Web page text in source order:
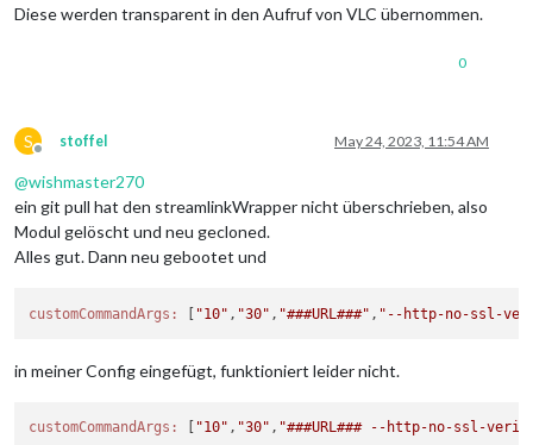
Diese werden transparent in den Aufruf von VLC übernommen.
0
S
Offline
stoffel May 24, 2023, 11:54 AM
@wishmaster270
ein git pull hat den streamlinkWrapper nicht überschrieben, also
Modul gelöscht und neu gecloned.
Alles gut. Dann neu gebootet und
customCommandArgs: [ "10" , "30" , "###URL###" , "--http-no-ssl-
in meiner Config eingefügt, funktioniert leider nicht.
customCommandArgs: "10" , "30" , "###URL### --http-no-ssl-